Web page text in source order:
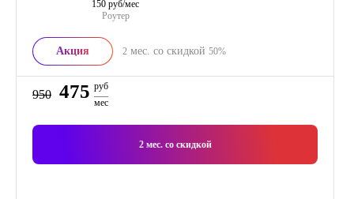
Роутер
150 руб/мес
Акция 2 мес. со скидкой 50%
950 475 руб
мес
2мес. со скидкой